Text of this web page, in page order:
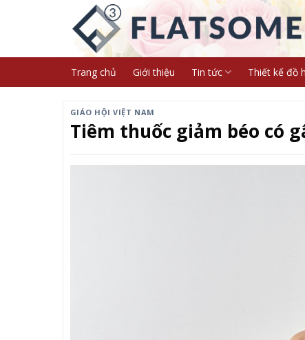
Trang chủ Giới thiệu Tin tức Thiết kế đồ
GIÁO HỘI VIỆT NAM
Tiêm thuốc giảm béo có